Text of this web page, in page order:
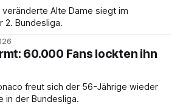
Alte Dame siegt im
2. Bundesliga.
60.000 Fans lockten ihn
freut sich der 56-Jährige wieder
in der Bundesliga.